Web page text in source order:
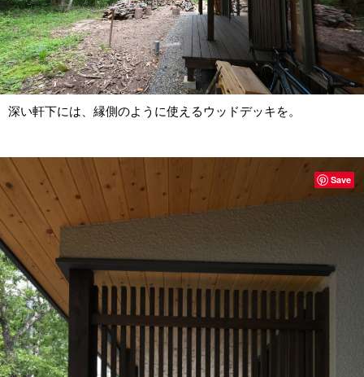
深い軒下には、縁側のように使えるウッドデッキを。
Save